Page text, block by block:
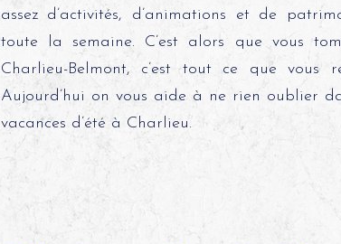
assez d’activités, d’animations et de
toute la semaine. C’est alors que vous
Charlieu-Belmont, c’est tout ce que vous
Aujourd’hui on vous aide à ne rien oublier
vacances d’été à Charlieu.